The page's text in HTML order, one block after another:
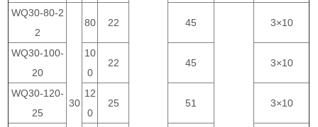
WQ30-80-2
2
30
80 22 45 3×10
WQ30-100-
20
10
0
22 45 3×10
WQ30-120-
25
12
0
25 51 3×10